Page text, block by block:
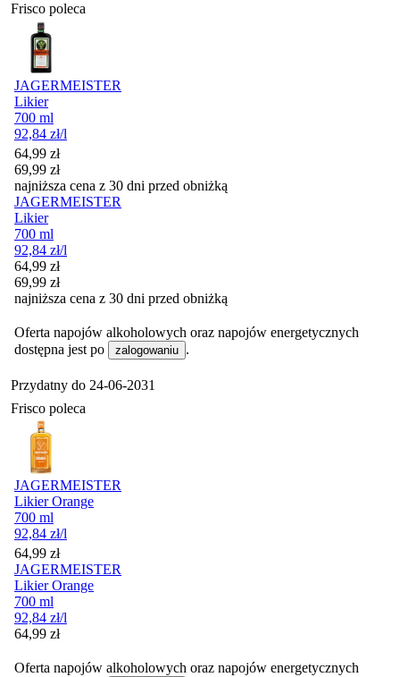
Frisco poleca
JAGERMEISTER
Likier
700 ml
92,84 zł/l
Cena promocyjna
64,99 zł
69,99 zł
najniższa cena z 30 dni przed obniżką
JAGERMEISTER
Likier
700 ml
92,84 zł/l
Cena promocyjna
64,99 zł
69,99 zł
najniższa cena z 30 dni przed obniżką
Oferta napojów alkoholowych oraz napojów energetycznych
dostępna jest po
zalogowaniu .
Przydatny do 24-06-2031
Frisco poleca
JAGERMEISTER
Likier Orange
700 ml
92,84 zł/l
Cena
64,99 zł
JAGERMEISTER
Likier Orange
700 ml
92,84 zł/l
Cena
64,99 zł
Oferta napojów alkoholowych oraz napojów energetycznych